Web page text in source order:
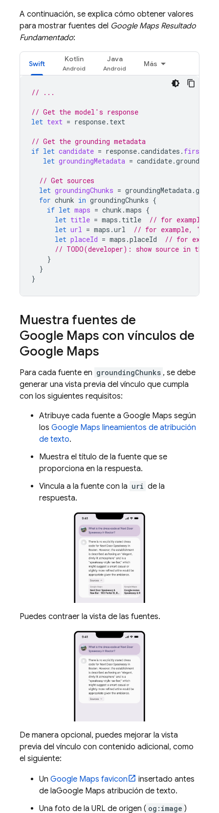
A continuación, se explica cómo obtener valores
para mostrar fuentes del Google MapsResultado
Fundamentado:
Swift
Kotlin Java
Más
// ...
// Get the model's response
let text = response. text
// Get the grounding metadata
if let candidate = response.candidates . first
let groundingMetadata = candidate.
// Get sources
let groundingChunks = groundingMetadata.
for chunk in groundingChunks {
if let maps = chunk .maps {
let title = maps . title
// for example,
let url = maps .url
// for example,
let placeId = maps .placeId
// for
// TODO(developer): show source in the UI
}
}
}
Muestra fuentes de
Google Maps con vínculos de
Google Maps
Para cada fuente en groundingChunks , se debe
generar una vista previa del vínculo que cumpla
con los siguientes requisitos:
Atribuye cada fuente a Google Maps según
los Google Maps lineamientos de atribución
de texto.
Muestra el título de la fuente que se
proporciona en la respuesta.
Vincula a la fuente con la uri de la
respuesta.
Puedes contraer la vista de las fuentes.
De manera opcional, puedes mejorar la vista
previa del vínculo con contenido adicional, como
el siguiente:
Un Google Maps favicon
insertado antes
de laGoogle Maps atribución de texto.
Una foto de la URL de origen ( og:image )